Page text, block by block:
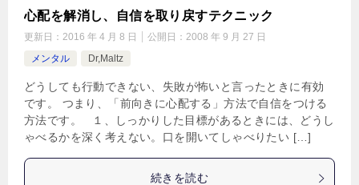
心配を解消し、自信を取り戻すテクニック
更新日： 2016 年 4 月 8 日 公開日： 2008 年 9 月 27 日
メンタル
Dr,Maltz
どうしても行動できない、失敗が怖いと言ったときに有効
です。 つまり、「前向きに心配する」方法で自信をつける
方法です。 １、しっかりした目標があるときには、どうし
ゃべるかを深く考えない。口を開いてしゃべりたい […]
続きを読む